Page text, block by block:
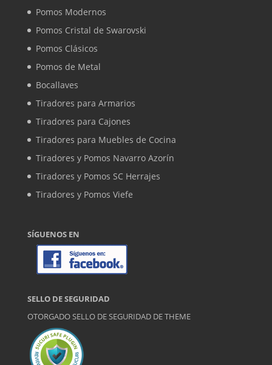
Pomos Modernos
Pomos Cristal de Swarovski
Pomos Clásicos
Pomos de Metal
Bocallaves
Tiradores para Armarios
Tiradores para Cajones
Tiradores para Muebles de Cocina
Tiradores y Pomos Navarro Azorín
Tiradores y Pomos SC Herrajes
Tiradores y Pomos Viefe
SÍGUENOS EN
SELLO DE SEGURIDAD
OTORGADO SELLO DE SEGURIDAD DETHEME